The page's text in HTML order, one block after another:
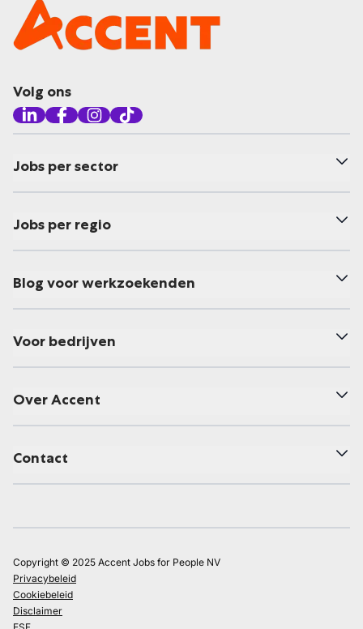
Volg ons
Jobs per sector
Jobs per regio
Blog voor werkzoekenden
Voor bedrijven
Over Accent
Contact
Copyright © 2025 Accent Jobs for People NV
Privacybeleid
Cookiebeleid
Disclaimer